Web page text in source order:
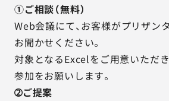
①ご相談（無料）
Web会議にて、お客様がプリザン
お聞かせください。
対象となるExcelをご用意いただ
参加をお願いします。
➁ご提案